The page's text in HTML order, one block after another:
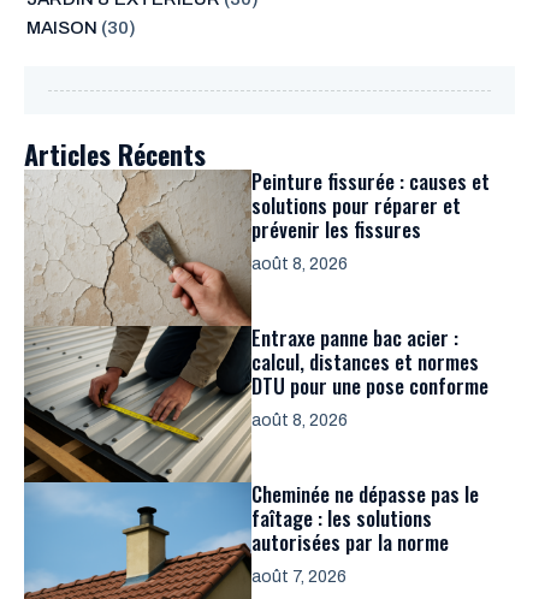
MAISON (30)
Articles Récents
Peinture fissurée : causes et
solutions pour réparer et
prévenir les fissures
août 8, 2026
Entraxe panne bac acier :
calcul, distances et normes
DTU pour une pose conforme
août 8, 2026
Cheminée ne dépasse pas le
faîtage : les solutions
autorisées par la norme
août 7, 2026